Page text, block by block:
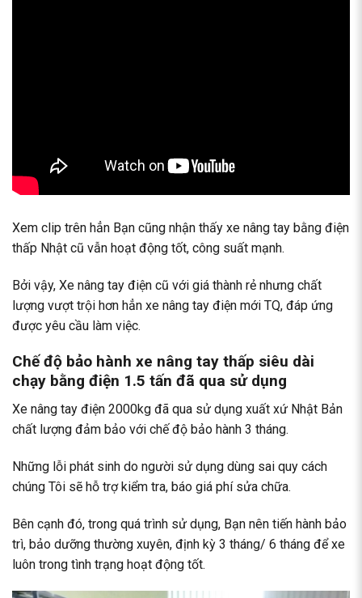
Xem clip trên hẳn Bạn cũng nhận thấy xe nâng tay bằng điện
thấp Nhật cũ vẫn hoạt động tốt, công suất mạnh.
Bởi vậy, Xe nâng tay điện cũ với giá thành rẻ nhưng chất
lượng vượt trội hơn hẳn xe nâng tay điện mới TQ, đáp ứng
được yêu cầu làm việc.
Chế độ bảo hành xe nâng tay thấp siêu dài
chạy bằng điện 1.5 tấn đã qua sử dụng
Xe nâng tay điện 2000kg đã qua sử dụng xuất xứ Nhật Bản
chất lượng đảm bảo với chế độ bảo hành 3 tháng.
Những lỗi phát sinh do người sử dụng dùng sai quy cách
chúng Tôi sẽ hỗ trợ kiểm tra, báo giá phí sửa chữa.
Bên cạnh đó, trong quá trình sử dụng, Bạn nên tiến hành bảo
trì, bảo dưỡng thường xuyên, định kỳ 3 tháng/ 6 tháng để xe
luôn trong tình trạng hoạt động tốt.